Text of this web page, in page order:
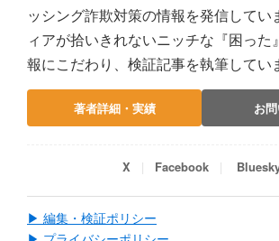
ッシング詐欺対策の情報を発信してい
ィアが拾いきれないニッチな『困った
報にこだわり、検証記事を執筆してい
著者詳細・実績 お
X Facebook
▶ 編集・検証ポリシー